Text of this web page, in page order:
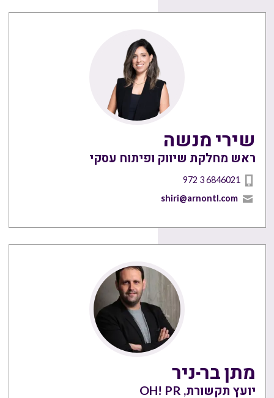
שירי מנשה
ראש מחלקת שיווק ופיתוח עסקי
972 3 6846021
shiri@arnontl.com
מתן בר-ניר
יועץ תקשורת, OH! PR